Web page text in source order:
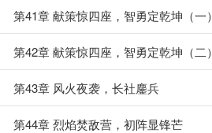
第41章 献策惊四座，智勇定乾坤（一）
第42章 献策惊四座，智勇定乾坤（二）
第43章 风火夜袭，长社鏖兵
第44章 烈焰焚敌营，初阵显锋芒